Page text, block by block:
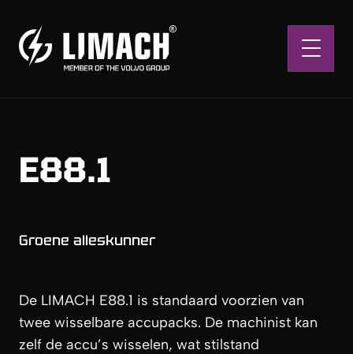
Vio
E88.1
Groene alleskunner
De LIMACH E88.1 is standaard voorzien van
twee wisselbare accupacks. De machinist kan
zelf de accu’s wisselen, wat stilstand